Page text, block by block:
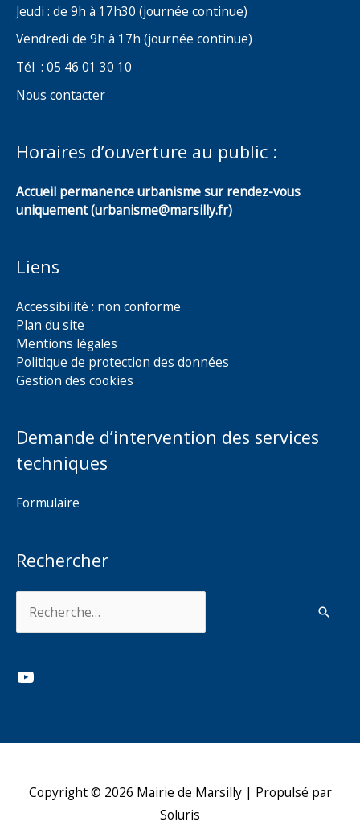
Jeudi : de 9h à 17h30 (journée continue)
Vendredi de 9h à 17h (journée continue)
Tél : 05 46 01 30 10
Nous contacter
Horaires d’ouverture au public :
Accueil permanence urbanisme sur rendez-vous
uniquement (urbanisme@marsilly.fr)
Liens
Accessibilité : non conforme
Plan du site
Mentions légales
Politique de protection des données
Gestion des cookies
Demande d’intervention des services
techniques
Formulaire
Rechercher
YouTube
Copyright © 2026 Mairie de Marsilly| Propulsé par
Soluris